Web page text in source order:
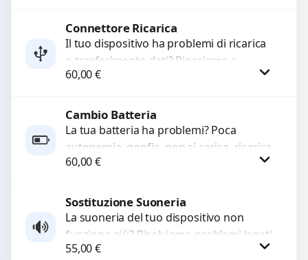
a...
Procedi
Connettore Ricarica
Il tuo dispositivo ha problemi di ricarica
o trasferimento dati? Ripariamo o
sostituiamo connettori di ricarica guasti,
60,00€
Procedi
Cambio Batteria
La tua batteria ha problemi? Poca
autonomia, gonfia, non si carica, ricarica
lenta o cicli di ricarica esauriti?
60,00€
Procedi
Sostituzione Suoneria
La suoneria del tuo dispositivo non
funziona più? Risolviamo problemi legati
a moduli audio difettosi con interventi
55,00€